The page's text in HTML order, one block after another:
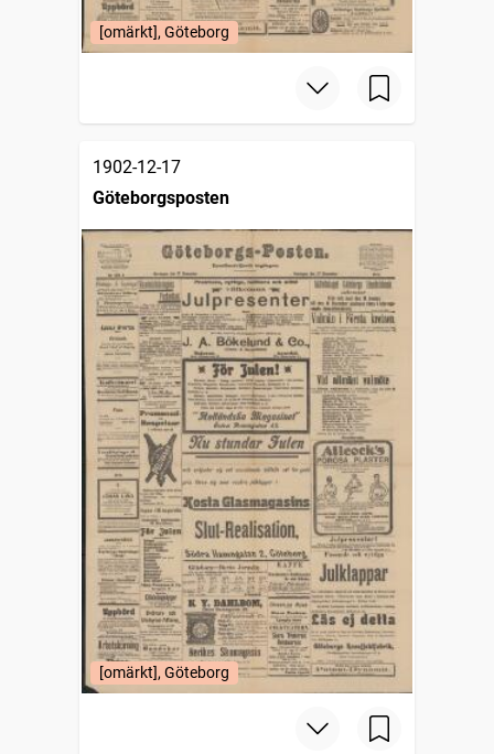
[omärkt], Göteborg
1902-12-17
Göteborgsposten
[omärkt], Göteborg